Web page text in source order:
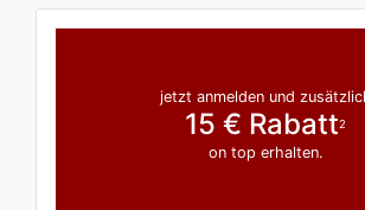
jetzt anmelden und
15 € Rabatt2
on top erhalten.